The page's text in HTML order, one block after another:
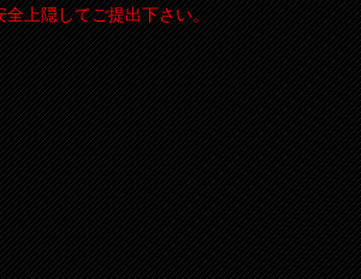
上隠してご提出下さい。